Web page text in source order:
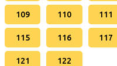
109 110 111
115 116 117
121 122